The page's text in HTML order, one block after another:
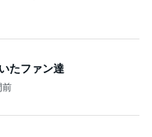
たファン達
前